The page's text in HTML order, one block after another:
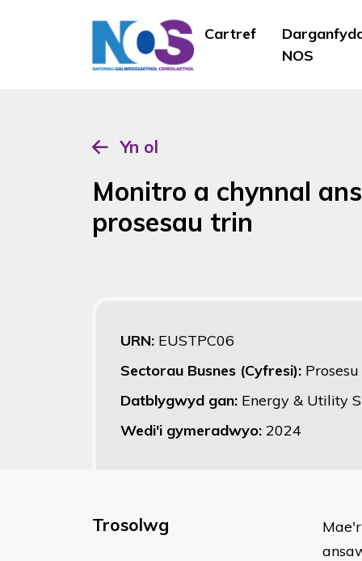
Cartref
NOS
Yn ol
Monitro a chynnal
prosesau trin
URN: EUSTPC06
Sectorau Busnes (Cyfresi):
Datblygwyd gan: Energy & Utility
Wedi'i gymeradwyo: 2024
Trosolwg